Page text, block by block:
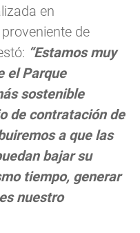
en
de
“Estamos muy
el Parque
sostenible
de contratación de
a que las
bajar su
tiempo, generar
nuestro